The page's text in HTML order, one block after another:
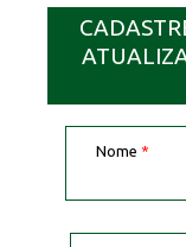
Nome *